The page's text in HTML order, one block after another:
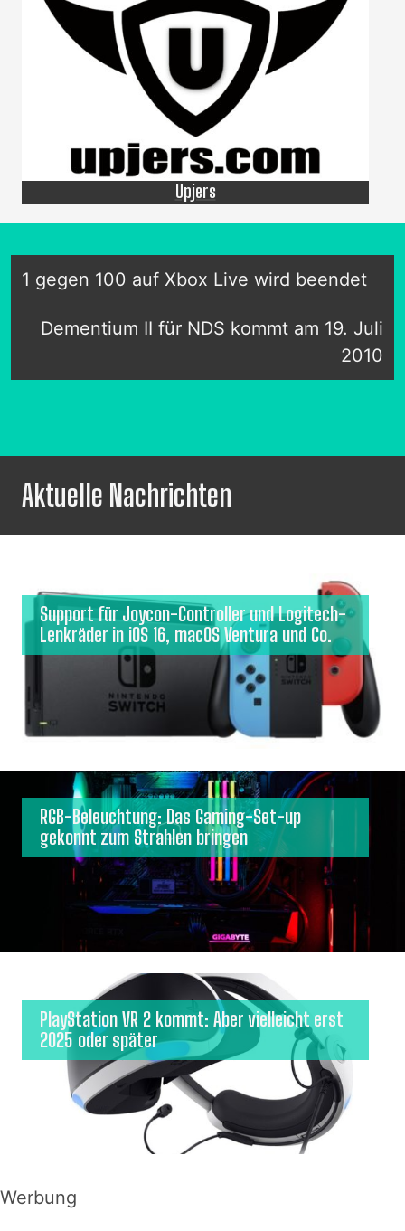
Upjers
1 gegen 100 auf Xbox Live wird beendet
Dementium II für NDS kommt am 19. Juli
2010
Aktuelle Nachrichten
Support für Joycon-Controller und Logitech-
Lenkräder in iOS 16, macOS Ventura und Co.
RGB-Beleuchtung: Das Gaming-Set-up
gekonnt zum Strahlen bringen
PlayStation VR 2 kommt: Aber vielleicht erst
2025 oder später
Werbung